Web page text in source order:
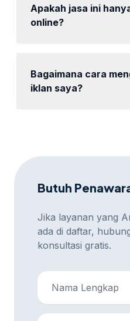
Apakah jasa ini
online?
Bagaimana cara
iklan saya?
Butuh
Jika layanan yang
ada di daftar,
konsultasi gratis.